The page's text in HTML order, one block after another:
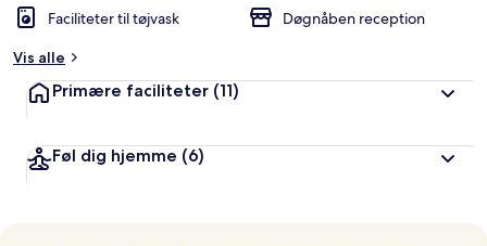
Faciliteter til tøjvask
Døgnåben reception
Vis alle
Primære faciliteter (11)
Føl dig hjemme (6)